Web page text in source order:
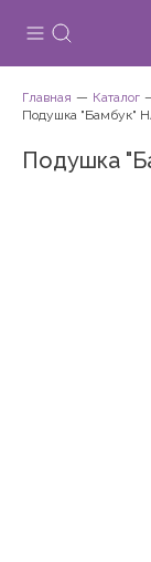
Главная Каталог
Подушка "Бамбук"
Подушка